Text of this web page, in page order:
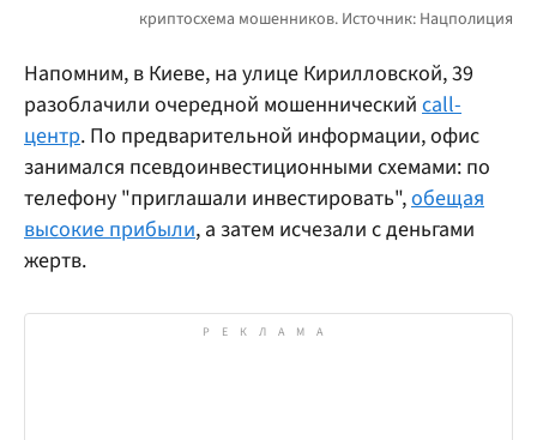
Напомним, в Киеве, на улице Кирилловской, 39
разоблачили очередной мошеннический call-
центр. По предварительной информации, офис
занимался псевдоинвестиционными схемами: по
телефону "приглашали инвестировать",обещая
высокие прибыли, а затем исчезали с деньгами
жертв.